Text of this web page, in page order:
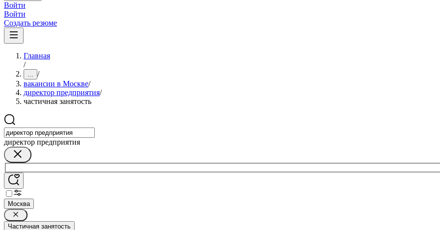
Войти
Войти
Создать резюме
Главная
/
... /
вакансии в Москве/
директор предприятия/
частичная занятость
директор предприятия
Москва
Частичная занятость